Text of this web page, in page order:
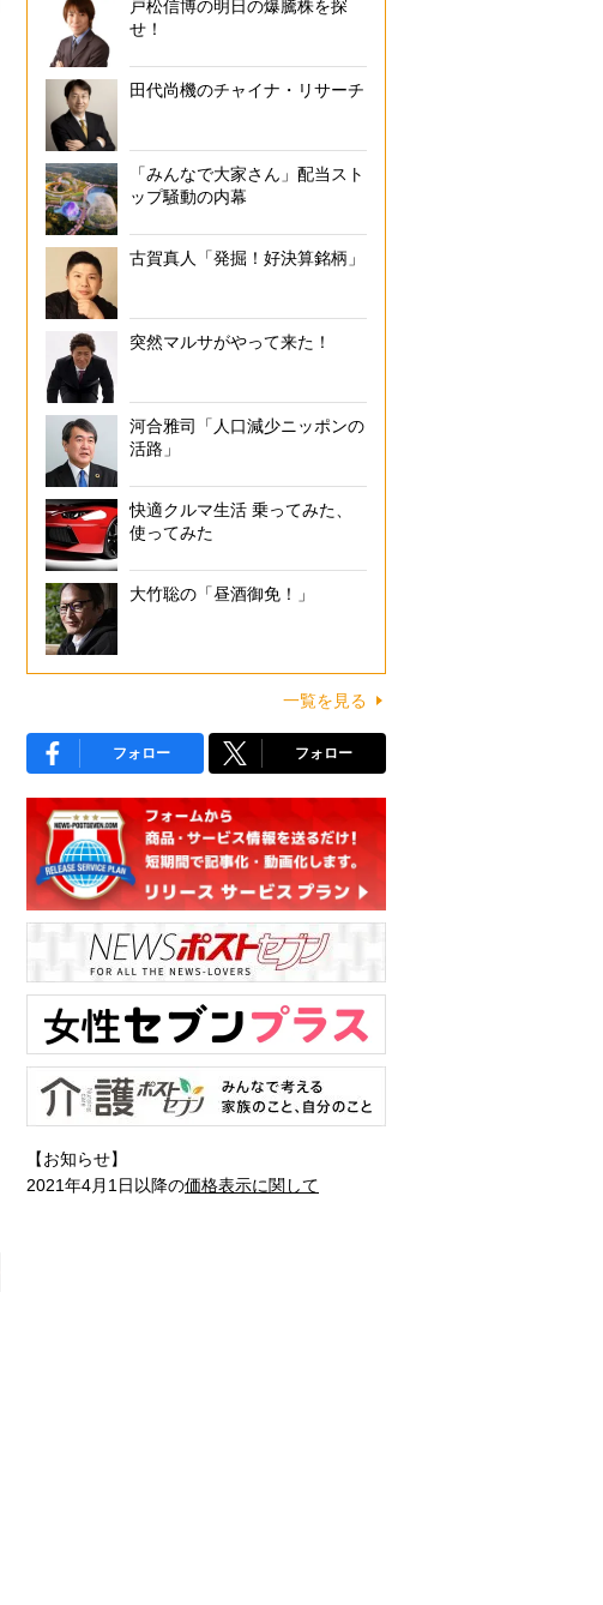
戸松信博の明日の爆騰株を探
せ！
田代尚機のチャイナ・リサーチ
「みんなで大家さん」配当スト
ップ騒動の内幕
古賀真人「発掘！好決算銘柄」
突然マルサがやって来た！
河合雅司「人口減少ニッポンの
活路」
快適クルマ生活 乗ってみた、
使ってみた
大竹聡の「昼酒御免！」
一覧を見る
フォロー フォロー
【お知らせ】
2021年4月1日以降の価格表示に関して